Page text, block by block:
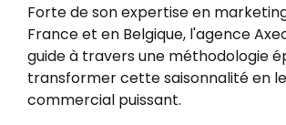
Forte de son expertise en
France et en Belgique, l'agence
guide à travers une méthodologie
transformer cette saisonnalité en
commercial puissant.